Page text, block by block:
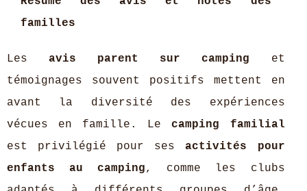
familles
Lesavis parent sur camping et
témoignages souvent positifs mettent en
avant la diversité des expériences
vécues en famille. Lecamping familial
est privilégié pour sesactivités pour
enfants au camping, comme les clubs